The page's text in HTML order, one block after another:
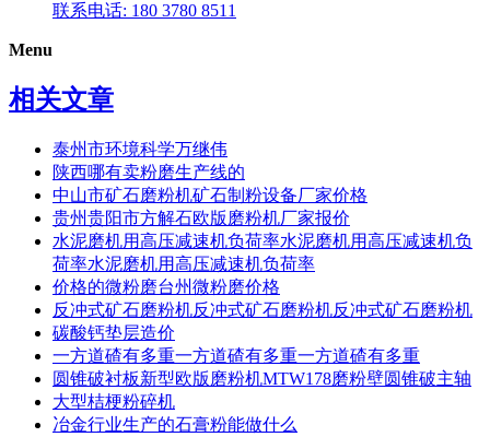
联系电话: 180 3780 8511
Menu
相关文章
泰州市环境科学万继伟
陕西哪有卖粉磨生产线的
中山市矿石磨粉机矿石制粉设备厂家价格
贵州贵阳市方解石欧版磨粉机厂家报价
水泥磨机用高压减速机负荷率水泥磨机用高压减速机负
荷率水泥磨机用高压减速机负荷率
价格的微粉磨台州微粉磨价格
反冲式矿石磨粉机反冲式矿石磨粉机反冲式矿石磨粉机
碳酸钙垫层造价
一方道碴有多重一方道碴有多重一方道碴有多重
圆锥破衬板新型欧版磨粉机MTW178磨粉壁圆锥破主轴
大型桔梗粉碎机
冶金行业生产的石膏粉能做什么